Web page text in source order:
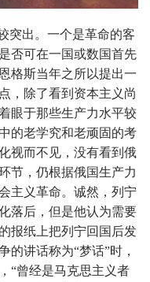
突出。一个是革命的客
否可在一国或数国首先
格斯当年之所以提出一
，除了看到资本主义尚
眼于那些生产力水平较
的老学究和老顽固的考
视而不见，没有看到俄
节，仍根据俄国生产力
主义革命。诚然，列宁
落后，但是他认为需要
报纸上把列宁回国后发
的讲话称为“梦话”时，
“曾经是马克思主义者